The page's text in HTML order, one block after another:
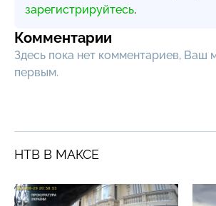
зарегистрируйтесь.
Комментарии
Здесь пока нет комментариев, Ваш
первым.
НТВ В МАКСЕ